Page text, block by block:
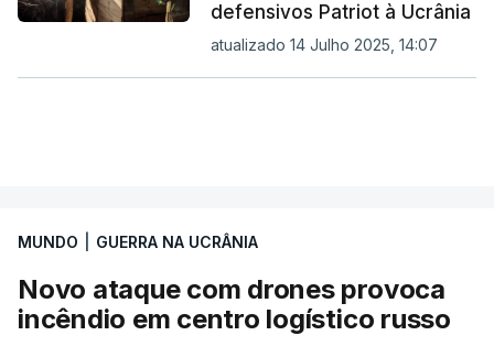
defensivos Patriot à Ucrânia
atualizado 14 Julho 2025, 14:07
MUNDO GUERRA NA UCRÂNIA
Novo ataque com drones provoca
incêndio em centro logístico russo